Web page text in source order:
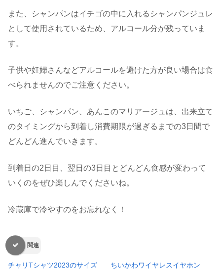
また、シャンパンはイチゴの中に入れるシャンパンジュレ
として使用されているため、アルコール分が残っていま
す。
子供や妊婦さんなどアルコールを避けた方が良い場合は食
べられませんのでご注意ください。
いちご、シャンパン、あんこのマリアージュは、出来立て
のタイミングから到着し消費期限が過ぎるまでの3日間で
どんどん進んでいきます。
到着日の2日目、翌日の3日目とどんどん食感が変わって
いくのをぜひ楽しんでくださいね。
冷蔵庫で冷やすのをお忘れなく！
関連
チャリTシャツ2023のサイズ
ちいかわワイヤレスイヤホン